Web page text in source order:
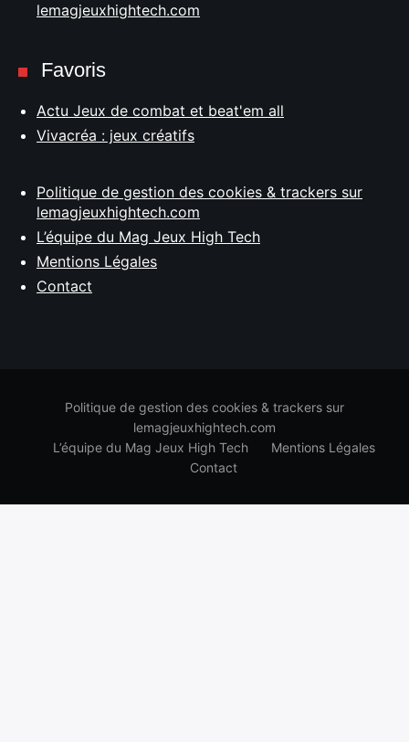
lemagjeuxhightech.com
Favoris
Actu Jeux de combat et beat'em all
Vivacréa : jeux créatifs
Politique de gestion des cookies & trackers sur
lemagjeuxhightech.com
L’équipe du Mag Jeux High Tech
Mentions Légales
Contact
Politique de gestion des cookies & trackers sur
lemagjeuxhightech.com
L’équipe du Mag Jeux High Tech
Mentions Légales
Contact